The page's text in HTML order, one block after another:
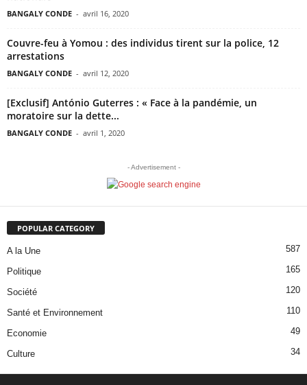
BANGALY CONDE - avril 16, 2020
Couvre-feu à Yomou : des individus tirent sur la police, 12
arrestations
BANGALY CONDE - avril 12, 2020
[Exclusif] António Guterres : « Face à la pandémie, un
moratoire sur la dette...
BANGALY CONDE - avril 1, 2020
- Advertisement -
POPULAR CATEGORY
A la Une 587
Politique 165
Société 120
Santé et Environnement 110
Economie 49
Culture 34